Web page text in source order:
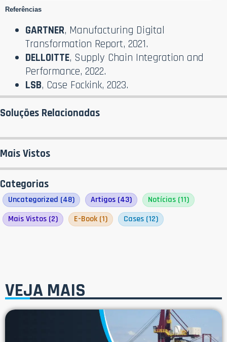
Referências
GARTNER, Manufacturing Digital
Transformation Report, 2021.
DELLOITTE, Supply Chain Integration and
Performance, 2022.
LSB, Case Fockink, 2023.
Soluções Relacionadas
Mais Vistos
Categorias
Uncategorized (48) Artigos (43) Notícias (11)
Mais Vistos (2) E-Book (1) Cases (12)
VEJA MAIS